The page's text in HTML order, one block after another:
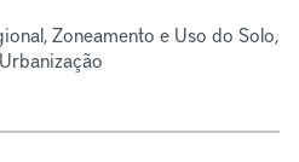
Zoneamento e Uso do Solo,